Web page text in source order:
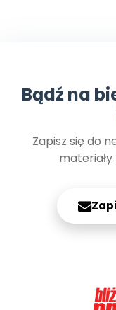
Bądź na
Zapisz się do